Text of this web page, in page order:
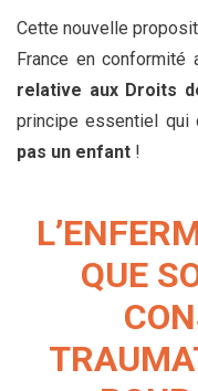
Cette nouvelle
France en conformité
relative aux Droits
principe essentiel qui
pas un enfant !
QUE